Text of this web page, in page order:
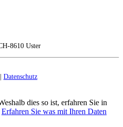
8610 Uster
Datenschutz
dies so ist, erfahren Sie in
Erfahren Sie was mit Ihren Daten